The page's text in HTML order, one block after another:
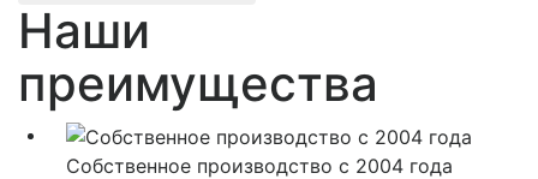
Наши
преимущества
Собственное производство с 2004 года